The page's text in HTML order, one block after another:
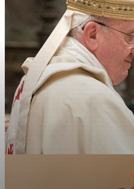
El compromiso ciudadano